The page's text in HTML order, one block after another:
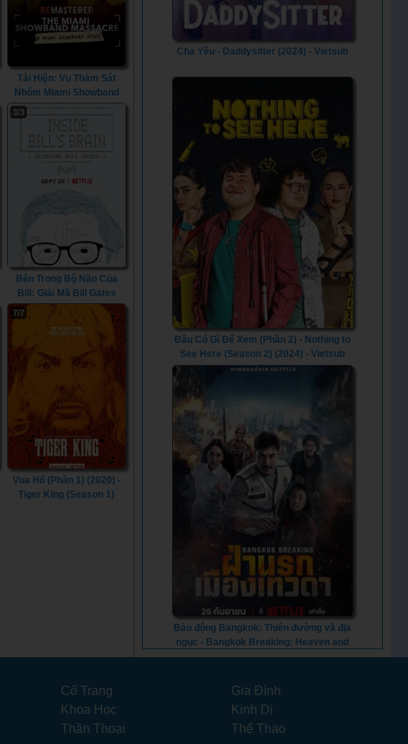
Tái Hiện: Vụ Thảm Sát
Nhóm Miami Showband
(2019) - ReMastered: The
3/3
Bên Trong Bộ Não Của
Bill: Giải Mã Bill Gates
(2019) - Inside Bill's Brain:
Decoding Bill Gates (2019)
7/7
Vua Hổ (Phần 1) (2020) -
Tiger King (Season 1)
Cha Yêu - Daddysitter (2024) - Vietsub
Đâu Có Gì Để Xem (Phần 2) - Nothing to
See Here (Season 2) (2024) - Vietsub
Báo động Bangkok: Thiên đường và địa
ngục - Bangkok Breaking: Heaven and
Hell (2024) - Vietsub
Cổ Trang
Gia Đình
Khoa Học
Kinh Dị
Thần Thoại
Thể Thao